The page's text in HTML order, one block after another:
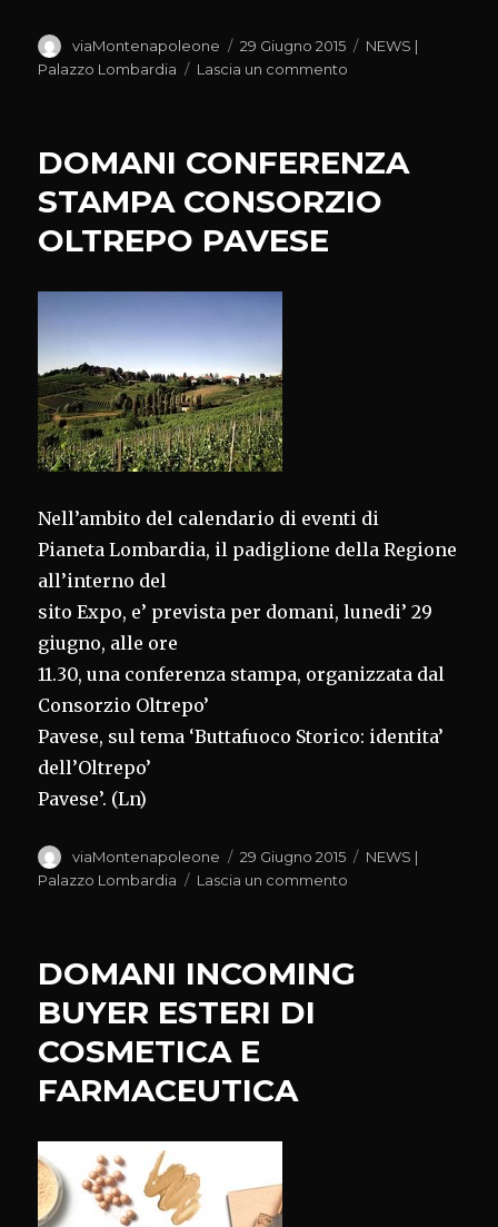
Autore
viaMontenapoleone
Pubblicato
il
29 Giugno 2015 Categorie
NEWS |
Palazzo Lombardia
Lascia un commento
INCONTRO
CENTRI
DOMANI CONFERENZA
STAMPA CONSORZIO
OLTREPO PAVESE
Nell’ambito del calendario di eventi di
Pianeta Lombardia, il padiglione della Regione
all’interno del
sito Expo, e’ prevista per domani, lunedi’ 29
giugno, alle ore
11.30, una conferenza stampa, organizzata dal
Consorzio Oltrepo’
Pavese, sul tema ‘Buttafuoco Storico: identita’
dell’Oltrepo’
Pavese’. (Ln)
Autore
viaMontenapoleone
Pubblicato
il
29 Giugno 2015 Categorie
NEWS |
Palazzo Lombardia
Lascia un commento
CONSORZIO
DOMANI INCOMING
BUYER ESTERI DI
COSMETICA E
FARMACEUTICA